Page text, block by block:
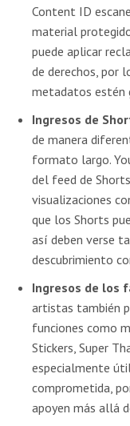
Content ID
material
puede aplicar
de derechos, por
metadatos estén
Ingresos de
de manera
formato largo.
del feed de
visualizaciones
que los Shorts
así deben verse
descubrimiento
Ingresos de los
artistas también
funciones como
Stickers, Super
especialmente
comprometida,
apoyen más allá